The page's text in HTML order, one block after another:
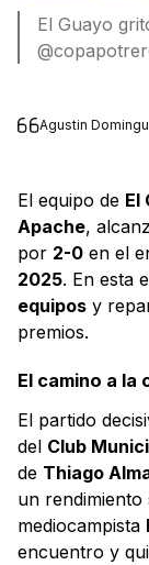
El Guayo
Agustin
El equipo de El
Apache,
por 2-0 en el
2025. En esta
equipos y
premios.
El camino a la
El partido
del Club
de Thiago
un
mediocampista
encuentro y